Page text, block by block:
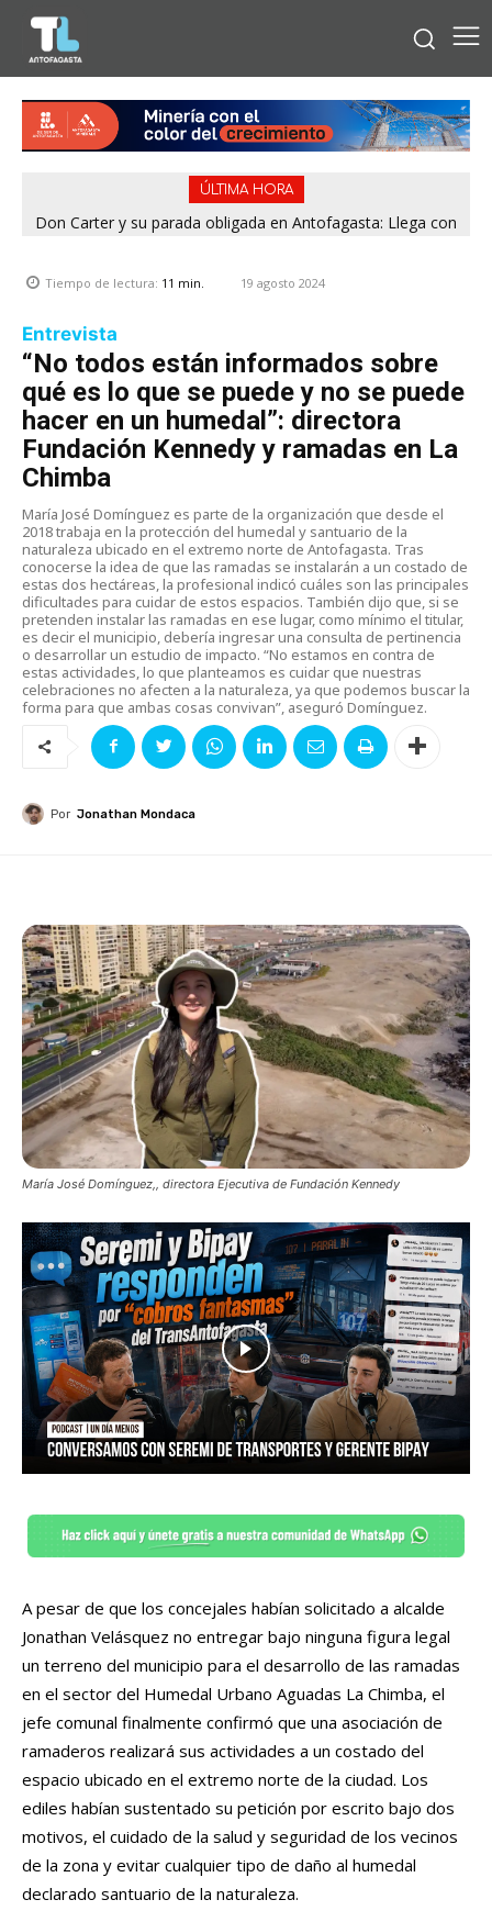
ÚLTIMA HORA
Don Carter y su parada obligada en Antofagasta: Llega con
¿Comprando el regalo para el Día del Niño? 9 de 11
Tiempo de lectura: 11 min. 19 agosto 2024
Entrevista
“No todos están informados sobre
qué es lo que se puede y no se puede
hacer en un humedal”: directora
Fundación Kennedy y ramadas en La
Chimba
María José Domínguez es parte de la organización que desde el
2018 trabaja en la protección del humedal y santuario de la
naturaleza ubicado en el extremo norte de Antofagasta. Tras
conocerse la idea de que las ramadas se instalarán a un costado de
estas dos hectáreas, la profesional indicó cuáles son las principales
dificultades para cuidar de estos espacios. También dijo que, si se
pretenden instalar las ramadas en ese lugar, como mínimo el titular,
es decir el municipio, debería ingresar una consulta de pertinencia
o desarrollar un estudio de impacto. “No estamos en contra de
estas actividades, lo que planteamos es cuidar que nuestras
celebraciones no afecten a la naturaleza, ya que podemos buscar la
forma para que ambas cosas convivan”, aseguró Domínguez.
Por Jonathan Mondaca
María José Domínguez,, directora Ejecutiva de Fundación Kennedy
A pesar de que los concejales habían solicitado a alcalde
Jonathan Velásquez no entregar bajo ninguna figura legal
un terreno del municipio para el desarrollo de las ramadas
en el sector del Humedal Urbano Aguadas La Chimba, el
jefe comunal finalmente confirmó que una asociación de
ramaderos realizará sus actividades a un costado del
espacio ubicado en el extremo norte de la ciudad. Los
ediles habían sustentado su petición por escrito bajo dos
motivos, el cuidado de la salud y seguridad de los vecinos
de la zona y evitar cualquier tipo de daño al humedal
declarado santuario de la naturaleza.